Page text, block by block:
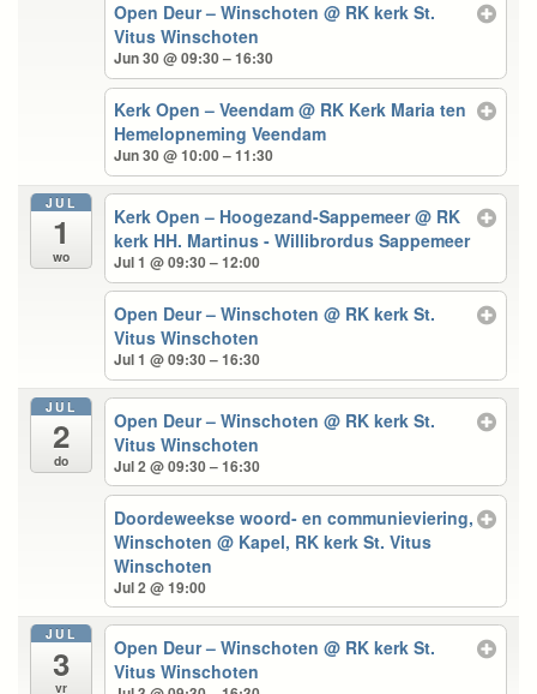
Open Deur – Winschoten@ RK kerk St.
Vitus Winschoten
Jun 30 @ 09:30 – 16:30
Kerk Open – Veendam@ RK Kerk Maria ten
Hemelopneming Veendam
Jun 30 @ 10:00 – 11:30
JUL
1
wo
Kerk Open – Hoogezand-Sappemeer@ RK
kerk HH. Martinus - Willibrordus Sappemeer
Jul 1 @ 09:30 – 12:00
Open Deur – Winschoten@ RK kerk St.
Vitus Winschoten
Jul 1 @ 09:30 – 16:30
JUL
2
do
Open Deur – Winschoten@ RK kerk St.
Vitus Winschoten
Jul 2 @ 09:30 – 16:30
Doordeweekse woord- en communieviering,
Winschoten@ Kapel, RK kerk St. Vitus
Winschoten
Jul 2 @ 19:00
JUL
3
vr
Open Deur – Winschoten@ RK kerk St.
Vitus Winschoten